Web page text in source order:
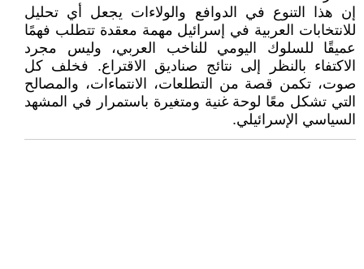
إن هذا التنوع في الدوافع والولاءات يجعل أي تحليل
للانتخابات العربية في إسرائيل مهمة معقدة تتطلب فهمًا
عميقًا للسلوك اليومي للناخب العربي، وليس مجرد
الاكتفاء بالنظر إلى نتائج صناديق الاقتراع. فخلف كل
صوت، تكمن قصة من التطلعات، الانتماءات، والمصالح
التي تشكل معًا لوحة غنية ومتغيرة باستمرار في المشهد
السياسي الإسرائيلي.